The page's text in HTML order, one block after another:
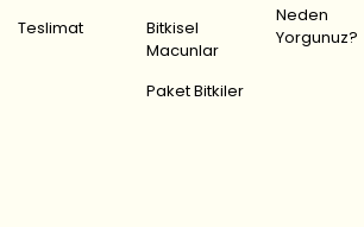
Teslimat
Bitkisel
Macunlar
Paket Bitkiler
Neden
Yorgunuz?